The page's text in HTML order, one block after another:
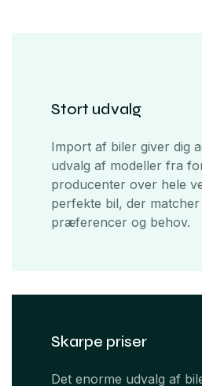
Stort udvalg
Import af biler giver dig
udvalg af modeller fra
producenter over hele
perfekte bil, der
præferencer og behov.
Skarpe priser
Det enorme udvalg af